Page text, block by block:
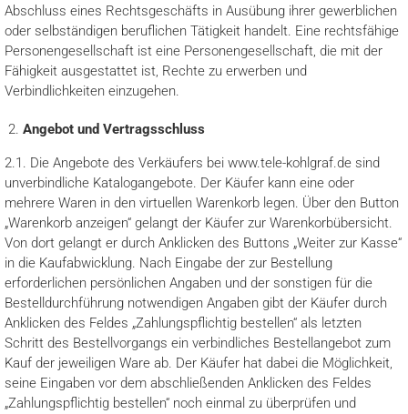
Abschluss eines Rechtsgeschäfts in Ausübung ihrer gewerblichen
oder selbständigen beruflichen Tätigkeit handelt. Eine rechtsfähige
Personengesellschaft ist eine Personengesellschaft, die mit der
Fähigkeit ausgestattet ist, Rechte zu erwerben und
Verbindlichkeiten einzugehen.
Angebot und Vertragsschluss
2.1. Die Angebote des Verkäufers bei www.tele-kohlgraf.de sind
unverbindliche Katalogangebote. Der Käufer kann eine oder
mehrere Waren in den virtuellen Warenkorb legen. Über den Button
„Warenkorb anzeigen“ gelangt der Käufer zur Warenkorbübersicht.
Von dort gelangt er durch Anklicken des Buttons „Weiter zur Kasse“
in die Kaufabwicklung. Nach Eingabe der zur Bestellung
erforderlichen persönlichen Angaben und der sonstigen für die
Bestelldurchführung notwendigen Angaben gibt der Käufer durch
Anklicken des Feldes „Zahlungspflichtig bestellen“ als letzten
Schritt des Bestellvorgangs ein verbindliches Bestellangebot zum
Kauf der jeweiligen Ware ab. Der Käufer hat dabei die Möglichkeit,
seine Eingaben vor dem abschließenden Anklicken des Feldes
„Zahlungspflichtig bestellen“ noch einmal zu überprüfen und